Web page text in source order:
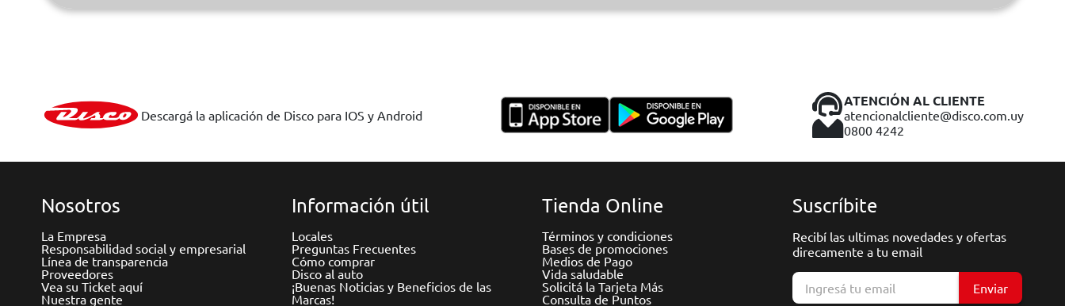
Descargá la aplicación de Disco para IOS y Android
ATENCIÓN AL CLIENTE
atencionalcliente@disco.com.uy
0800 4242
Nosotros
La Empresa
Responsabilidad social y empresarial
Línea de transparencia
Proveedores
Vea su Ticket aquí
Nuestra gente
Información útil
Locales
Preguntas Frecuentes
Cómo comprar
Disco al auto
¡Buenas Noticias y Beneficios de las
Marcas!
Tienda Online
Términos y condiciones
Bases de promociones
Medios de Pago
Vida saludable
Solicitá la Tarjeta Más
Consulta de Puntos
Suscríbite
Recibí las ultimas novedades y ofertas
direcamente a tu email
Enviar